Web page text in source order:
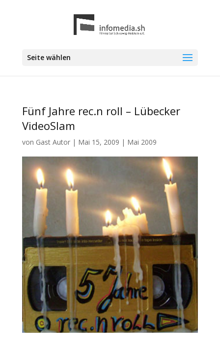
Seite wählen
Fünf Jahre rec.n roll – Lübecker
VideoSlam
von Gast Autor| Mai 15, 2009 | Mai 2009